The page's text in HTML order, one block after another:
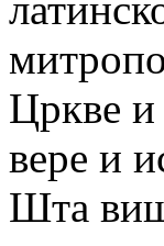
Цркве и
вере и
Шта